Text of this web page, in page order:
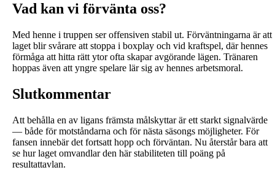
Vad kan vi förvänta oss?
Med henne i truppen ser offensiven stabil ut. Förväntningarna är att
laget blir svårare att stoppa i boxplay och vid kraftspel, där hennes
förmåga att hitta rätt ytor ofta skapar avgörande lägen. Tränaren
hoppas även att yngre spelare lär sig av hennes arbetsmoral.
Slutkommentar
Att behålla en av ligans främsta målskyttar är ett starkt signalvärde
— både för motståndarna och för nästa säsongs möjligheter. För
fansen innebär det fortsatt hopp och förväntan. Nu återstår bara att
se hur laget omvandlar den här stabiliteten till poäng på
resultattavlan.